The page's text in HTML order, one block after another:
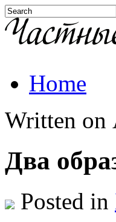
Home
Written on
Два
Posted in